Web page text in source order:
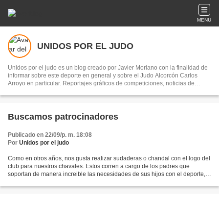
MENU
UNIDOS POR EL JUDO
Unidos por el judo es un blog creado por Javier Moriano con la finalidad de
informar sobre este deporte en general y sobre el Judo Alcorcón Carlos
Arroyo en particular. Reportajes gráficos de competiciones, noticias de
Buscamos patrocinadores
Publicado en 22/09/p. m. 18:08
Por Unidos por el judo
Como en otros años, nos gusta realizar sudaderas o chandal con el logo del
club para nuestros chavales. Estos corren a cargo de los padres que
soportan de manera increible las necesidades de sus hijos con el deporte,